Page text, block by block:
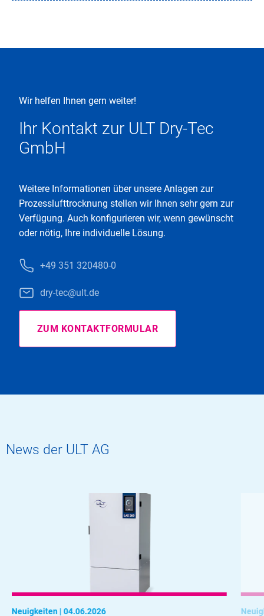
Wir helfen Ihnen gern weiter!
Ihr Kontakt zur ULT Dry-Tec
GmbH
Weitere Informationen über unsere Anlagen zur
Prozesslufttrocknung stellen wir Ihnen sehr gern zur
Verfügung. Auch konfigurieren wir, wenn gewünscht
oder nötig, Ihre individuelle Lösung.
+49 351 320480-0
dry-tec@ult.de
ZUM KONTAKTFORMULAR
News der ULT AG
Neuigkeiten | 04.06.2026